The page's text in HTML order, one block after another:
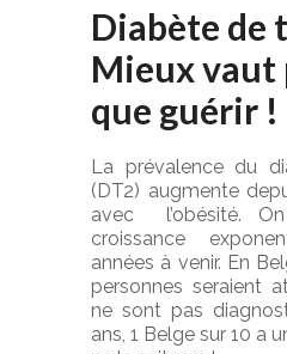
Diabète de
Mieux vaut
que guérir !
La prévalence du
(DT2) augmente
avec l’obésité.
croissance
années à venir. En
personnes seraient
ne sont pas
ans, 1 Belge sur 10 a